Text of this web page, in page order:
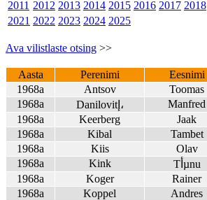
2011 2012 2013 2014 2015 2016 2017 2018
2021 2022 2023 2024 2025
Ava vilistlaste otsing >>
Aasta Perenimi Eesnimi
1968a
Antsov Toomas
1968a
Danilovitإ، Manfred
1968a
Keerberg Jaak
1968a
Kibal Tambet
1968a
Kiis Olav
1968a
Kink Tأµnu
1968a
Koger Rainer
1968a
Koppel Andres